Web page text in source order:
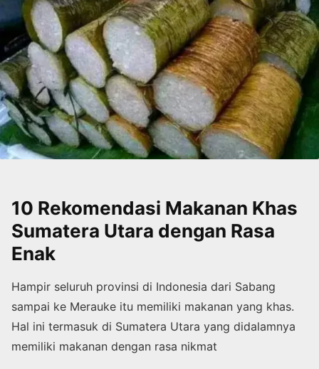
10 Rekomendasi Makanan Khas
Sumatera Utara dengan Rasa
Enak
Hampir seluruh provinsi di Indonesia dari Sabang
sampai ke Merauke itu memiliki makanan yang khas.
Hal ini termasuk di Sumatera Utara yang didalamnya
memiliki makanan dengan rasa nikmat